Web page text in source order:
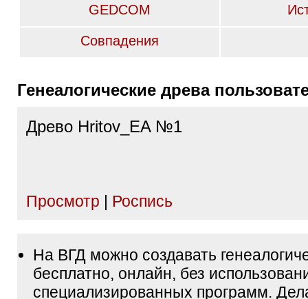
GEDCOM
Совпадения
Генеалогические древа
Древо Hritov_EA №1
Просмотр | Роспись
На ВГД можно создавать
бесплатно, онлайн, без
специализированных программ.